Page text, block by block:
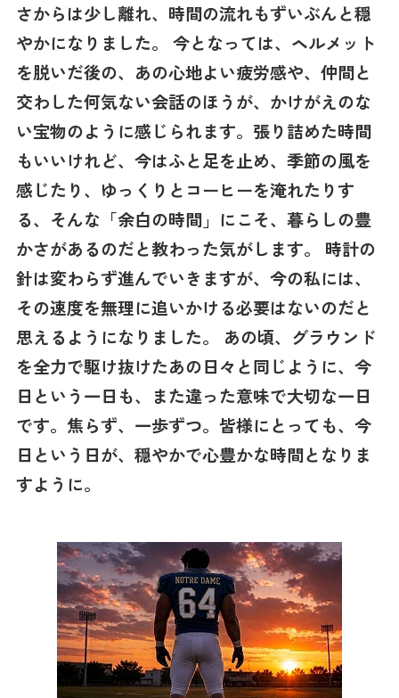
さからは少し離れ、時間の流れもずいぶんと穏
やかになりました。 今となっては、ヘルメット
を脱いだ後の、あの心地よい疲労感や、仲間と
交わした何気ない会話のほうが、かけがえのな
い宝物のように感じられます。張り詰めた時間
もいいけれど、今はふと足を止め、季節の風を
感じたり、ゆっくりとコーヒーを淹れたりす
る、そんな「余白の時間」にこそ、暮らしの豊
かさがあるのだと教わった気がします。 時計の
針は変わらず進んでいきますが、今の私には、
その速度を無理に追いかける必要はないのだと
思えるようになりました。 あの頃、グラウンド
を全力で駆け抜けたあの日々と同じように、今
日という一日も、また違った意味で大切な一日
です。焦らず、一歩ずつ。皆様にとっても、今
日という日が、穏やかで心豊かな時間となりま
すように。